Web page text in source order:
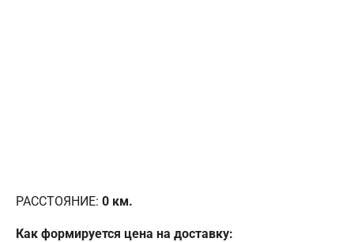
РАССТОЯНИЕ: 0 км.
Как формируется цена на доставку: